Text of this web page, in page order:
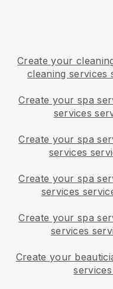
Create your
cleaning services
Create your spa
services
Create your spa
services
Create your spa
services
Create your spa
services
Create your